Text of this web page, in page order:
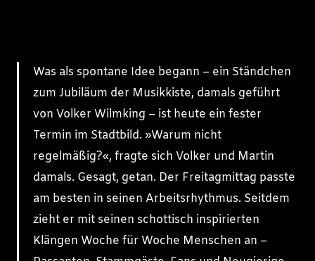
Was als spontane Idee begann – ein Ständchen
zum Jubiläum der Musikkiste, damals geführt
von Volker Wilmking – ist heute ein fester
Termin im Stadtbild. »Warum nicht
regelmäßig?«, fragte sich Volker und Martin
damals. Gesagt, getan. Der Freitagmittag passte
am besten in seinen Arbeitsrhythmus. Seitdem
zieht er mit seinen schottisch inspirierten
Klängen Woche für Woche Menschen an –